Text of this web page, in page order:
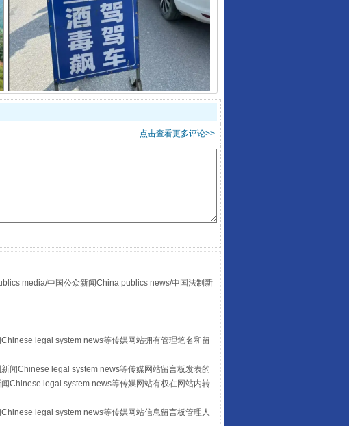
酒驾未被当场查获能处罚吗
“后车司机肯定在骂我”
点击查看更多评论>>
media/中国公众新闻China publics news/中国法制新
legal system news等传媒网站拥有管理笔名和留
闻Chinese legal system news等传媒网站留言板发表的
Chinese legal system news等传媒网站有权在网站内转
legal system news等传媒网站信息留言板管理人